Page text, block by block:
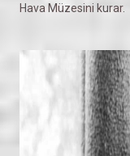
Hava Müzesini kurar.